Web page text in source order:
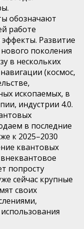
обозначают
работе
Развитие
поколения
в нескольких
(космос,
ископаемых, в
индустрии 4.0.
в последние
к 2025–2030
квантовых
попросту
сейчас крупные
своих